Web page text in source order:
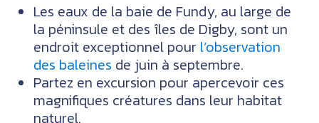
Les eaux de la baie de Fundy, au large de
la péninsule et des îles de Digby, sont un
endroit exceptionnel pour l’observation
des baleines de juin à septembre.
Partez en excursion pour apercevoir ces
magnifiques créatures dans leur habitat
naturel.